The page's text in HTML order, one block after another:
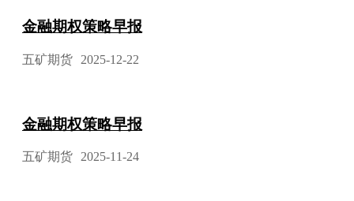
金融期权策略早报
五矿期货 2025-12-22
金融期权策略早报
五矿期货 2025-11-24